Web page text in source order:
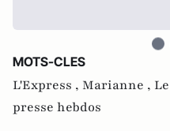
MOTS-CLES
L'Express , Marianne ,
presse hebdos